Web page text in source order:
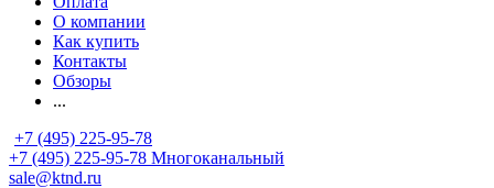
О компании
Как купить
Контакты
Обзоры
...
+7 (495) 225-95-78
+7 (495) 225-95-78 Многоканальный
sale@ktnd.ru